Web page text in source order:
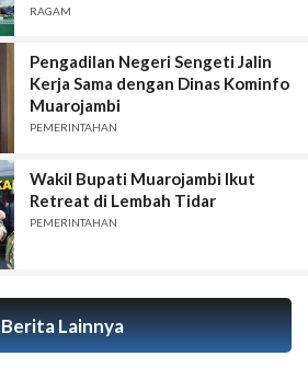
RAGAM
Pengadilan Negeri Sengeti Jalin
Kerja Sama dengan Dinas Kominfo
Muarojambi
PEMERINTAHAN
Wakil Bupati Muarojambi Ikut
Retreat di Lembah Tidar
PEMERINTAHAN
Berita Lainnya